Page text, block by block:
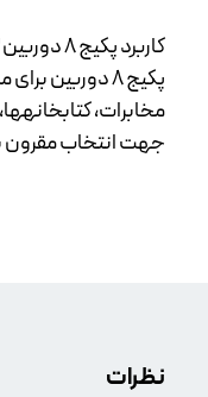
کاربرد پکیج 8 دوربین 3 مگاپیکسلی هایک ویژن
پکیج 8
مخابرات،
جهت انتخاب مقرون به صرفه ترین پکیج
نظرات